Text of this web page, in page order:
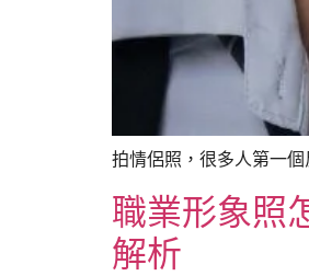
拍情侶照，很多人第一
職業形象照
解析